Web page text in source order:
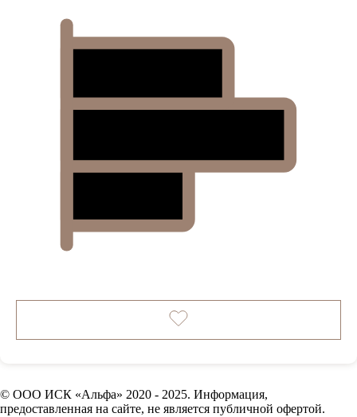
© ООО ИСК «Альфа» 2020 - 2025. Информация,
предоставленная на сайте, не является публичной офертой.